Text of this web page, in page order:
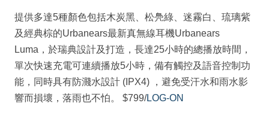
提供多達5種顏色包括木炭黑、松鳧綠、迷霧白、琉璃紫
及經典棕的Urbanears最新真無線耳機Urbanears
Luma，於瑞典設計及打造，長達25小時的總播放時間，
單次快速充電可連續播放5小時，備有觸控及語音控制功
能，同時具有防濺水設計 (IPX4) ，避免受汗水和雨水影
響而損壞，落雨也不怕。 $799/LOG-ON